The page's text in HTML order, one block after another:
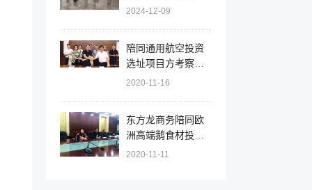
辽宁大连北黄海经
源综合利用投资选
址项目
2024-12-09
陪同通用航空投资
选址项目方考察安
徽天长市，签订百
2020-11-16
东方龙商务陪同欧
洲高端鹅食材投资
选址项目方考察江
2020-11-11